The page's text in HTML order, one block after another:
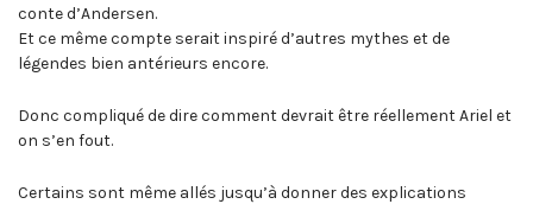
conte d’Andersen.
Et ce même compte serait inspiré d’autres mythes et de
légendes bien antérieurs encore.
Donc compliqué de dire comment devrait être réellement Ariel et
on s’en fout.
Certains sont même allés jusqu’à donner des explications